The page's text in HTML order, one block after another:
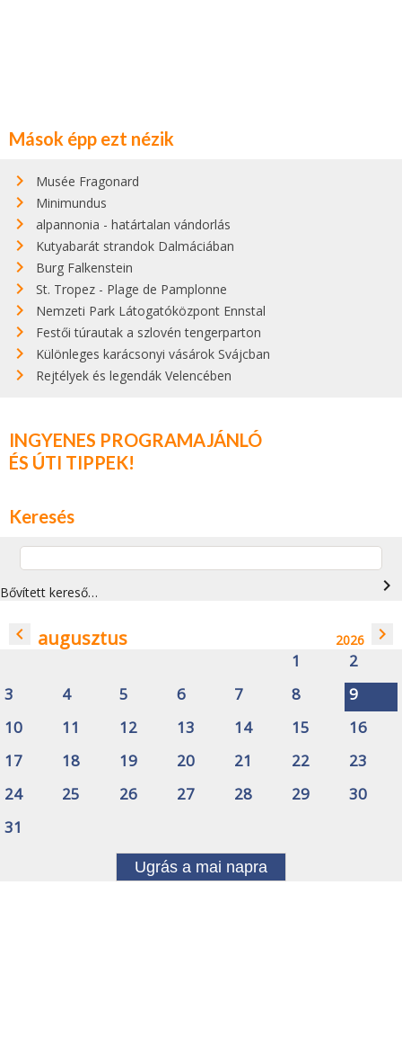
Mások épp ezt nézik
Musée Fragonard
Minimundus
alpannonia - határtalan vándorlás
Kutyabarát strandok Dalmáciában
Burg Falkenstein
St. Tropez - Plage de Pamplonne
Nemzeti Park Látogatóközpont Ennstal
Festői túrautak a szlovén tengerparton
Különleges karácsonyi vásárok Svájcban
Rejtélyek és legendák Velencében
INGYENES PROGRAMAJÁNLÓ
ÉS ÚTI TIPPEK!
Keresés
Bővített kereső… navigate_next
navigate_before augusztus 2026 navigate_next
1
2
3
4 5 6 7 8
9
10
11 12 13 14 15
16
17
18 19 20 21 22
23
24
25 26 27 28 29
30
31
Ugrás a mai napra